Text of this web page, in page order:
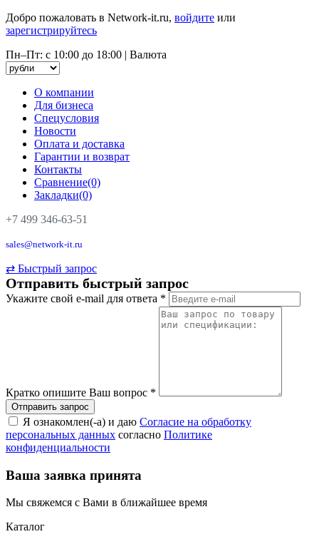
Добро пожаловать в Network-it.ru, войдите или
зарегистрируйтесь
Пн–Пт: с 10:00 до 18:00 | Валюта
О компании
Для бизнеса
Спецусловия
Новости
Оплата и доставка
Гарантии и возврат
Контакты
Сравнение(0)
Закладки(0)
+7 499 346-63-51
sales@network-it.ru
⇄ Быстрый запрос
Отправить быстрый запрос
Укажите свой e-mail для ответа *
Кратко опишите Ваш вопрос *
Я ознакомлен(-а) и даю Согласие на обработку
персональных данных согласно Политике
конфиденциальности
Ваша заявка принята
Мы свяжемся с Вами в ближайшее время
Каталог